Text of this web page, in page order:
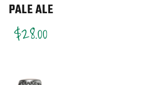
PALE ALE
$28.00